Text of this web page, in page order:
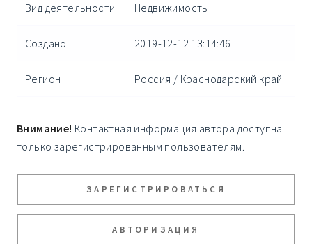
Вид деятельности Недвижимость
Создано 2019-12-12 13:14:46
Регион Россия / Краснодарский край
Внимание! Контактная информация автора доступна
только зарегистрированным пользователям.
ЗАРЕГИСТРИРОВАТЬСЯ
АВТОРИЗАЦИЯ